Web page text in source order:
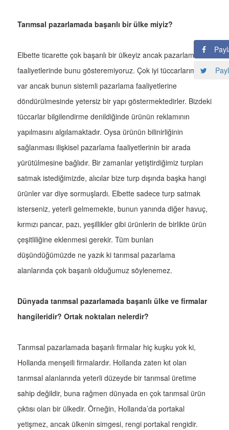
Tarımsal pazarlamada başarılı bir ülke miyiz?
Elbette ticarette çok başarılı bir ülkeyiz ancak pazarlama
faaliyetlerinde bunu gösteremiyoruz. Çok iyi tüccarlarımız
var ancak bunun sistemli pazarlama faaliyetlerine
döndürülmesinde yetersiz bir yapı göstermektedirler. Bizdeki
tüccarlar bilgilendirme denildiğinde ürünün reklamının
yapılmasını algılamaktadır. Oysa ürünün bilinirliğinin
sağlanması ilişkisel pazarlama faaliyetlerinin bir arada
yürütülmesine bağlıdır. Bir zamanlar yetiştirdiğimiz turpları
satmak istediğimizde, alıcılar bize turp dışında başka hangi
ürünler var diye sormuşlardı. Elbette sadece turp satmak
isterseniz, yeterli gelmemekte, bunun yanında diğer havuç,
kırmızı pancar, pazı, yeşillikler gibi ürünlerin de birlikte ürün
çeşitliliğine eklenmesi gerekir. Tüm bunları
düşündüğümüzde ne yazık ki tarımsal pazarlama
alanlarında çok başarılı olduğumuz söylenemez.
Dünyada tarımsal pazarlamada başarılı ülke ve firmalar
hangileridir? Ortak noktaları nelerdir?
Tarımsal pazarlamada başarılı firmalar hiç kuşku yok ki,
Hollanda menşeili firmalardır. Hollanda zaten kıt olan
tarımsal alanlarında yeterli düzeyde bir tarımsal üretime
sahip değildir, buna rağmen dünyada en çok tarımsal ürün
çıktısı olan bir ülkedir. Örneğin, Hollanda’da portakal
yetişmez, ancak ülkenin simgesi, rengi portakal rengidir.